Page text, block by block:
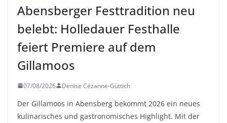
Abensberger Festtradition neu
belebt: Holledauer Festhalle
feiert Premiere auf dem
Gillamoos
07/08/2026 Denise Cézanne-Güttich
Der Gillamoos in Abensberg bekommt 2026 ein neues
kulinarisches und gastronomisches Highlight. Mit der